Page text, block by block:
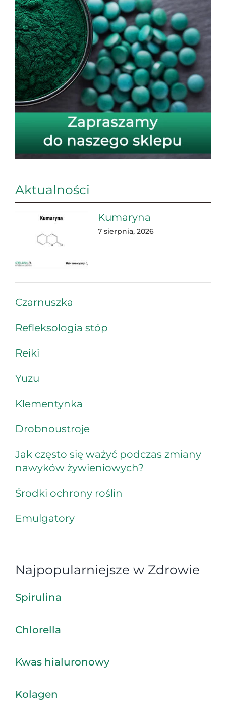
Aktualności
Kumaryna
7 sierpnia, 2026
Czarnuszka
Refleksologia stóp
Reiki
Yuzu
Klementynka
Drobnoustroje
Jak często się ważyć podczas zmiany
nawyków żywieniowych?
Środki ochrony roślin
Emulgatory
Najpopularniejsze w Zdrowie
Spirulina
Chlorella
Kwas hialuronowy
Kolagen